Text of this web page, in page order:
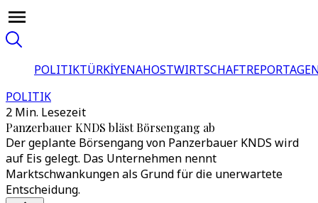
POLITIKTÜRKİYENAHOSTWIRTSCHAFT
POLITIK
2 Min. Lesezeit
Panzerbauer KNDS bläst Börsengang ab
Der geplante Börsengang von Panzerbauer KNDS wird
auf Eis gelegt. Das Unternehmen nennt
Marktschwankungen als Grund für die unerwartete
Entscheidung.